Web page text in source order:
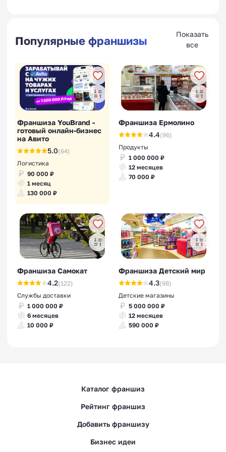
Популярные франшизы
Показать
все
Франшиза YouBrand -
готовый онлайн-бизнес
на Авито
5.0(64)
Логистика
90 000 ₽
1 месяц
130 000 ₽
Франшиза Ермолино
4.4(96)
Продукты
1 000 000 ₽
12 месяцев
70 000 ₽
Франшиза Самокат
4.2(122)
Службы доставки
1 000 000 ₽
6 месяцев
10 000 ₽
Франшиза Детский мир
4.3(98)
Детские магазины
5 000 000 ₽
12 месяцев
590 000 ₽
Каталог франшиз
Рейтинг франшиз
Добавить франшизу
Бизнес идеи